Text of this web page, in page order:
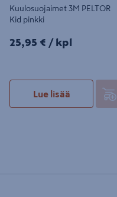
Kuulosuojaimet 3M PELTOR
Kid pinkki
25,95€/kpl
25,95 € / kpl
Lue lisää